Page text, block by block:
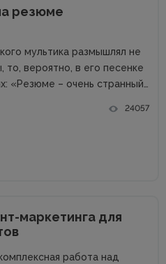
резюме
мультика размышлял не
вероятно, в его песенке
«Резюме – очень странный
24057
маркетинга для
работа над